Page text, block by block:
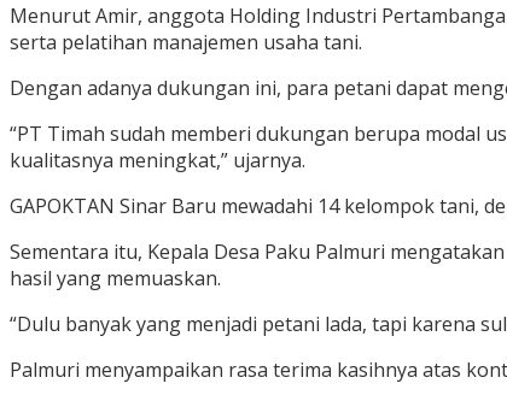
Menurut Amir, anggota Holding Industri
serta pelatihan manajemen usaha tani.
Dengan adanya dukungan ini, para petani dapat
“PT Timah sudah memberi dukungan berupa modal
kualitasnya meningkat,” ujarnya.
GAPOKTAN Sinar Baru mewadahi 14 kelompok tani,
Sementara itu, Kepala Desa Paku Palmuri
hasil yang memuaskan.
“Dulu banyak yang menjadi petani lada, tapi karena
Palmuri menyampaikan rasa terima kasihnya atas